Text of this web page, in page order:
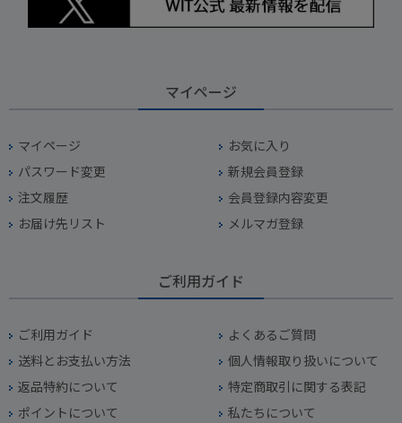
マイページ
マイページ
お気に入り
パスワード変更
新規会員登録
注文履歴
会員登録内容変更
お届け先リスト
メルマガ登録
ご利用ガイド
ご利用ガイド
よくあるご質問
送料とお支払い方法
個人情報取り扱いについて
返品特約について
特定商取引に関する表記
ポイントについて
私たちについて